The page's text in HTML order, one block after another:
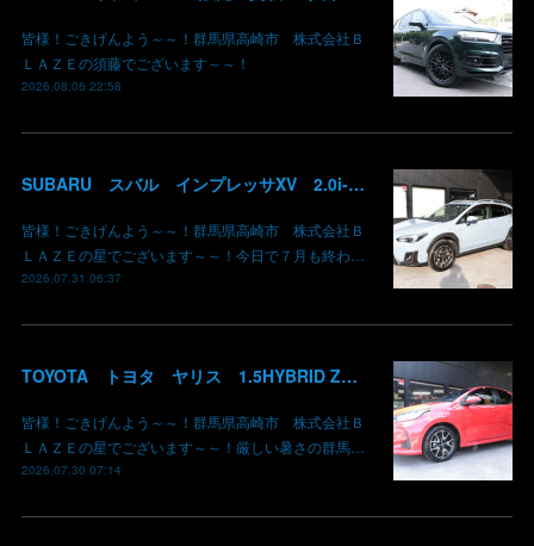
皆様！ごきげんよう～～！群馬県高崎市 株式会社Ｂ
ＬＡＺＥの須藤でございます～～！
2026.08.06 22:58
SUBARU スバル インプレッサXV 2.0i-L EyeSight AWD 御納車 GT7 群馬県高崎市 株式会社BLAZE
皆様！ごきげんよう～～！群馬県高崎市 株式会社Ｂ
ＬＡＺＥの星でございます～～！今日で７月も終わ…
2026.07.31 06:37
TOYOTA トヨタ ヤリス 1.5HYBRID Z 御納車 MXPH10 コーラルクリスタルシャイン 3U7 群馬県高崎市 株式会社BLAZE
皆様！ごきげんよう～～！群馬県高崎市 株式会社Ｂ
ＬＡＺＥの星でございます～～！厳しい暑さの群馬…
2026.07.30 07:14